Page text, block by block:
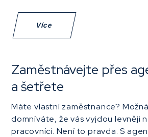
Více
Zaměstnávejte přes
a šetřete
Máte vlastní zaměstnance?
domníváte, že vás vyjdou levněji
pracovníci. Není to pravda. S